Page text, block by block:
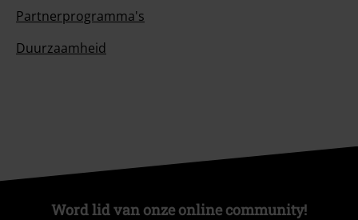
Partnerprogramma's
Duurzaamheid
Word lid van onze online community!